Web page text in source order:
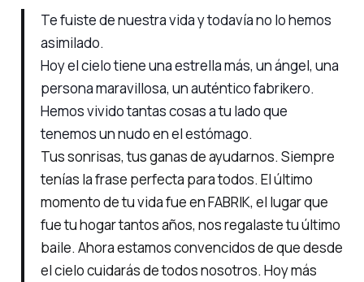
Te fuiste de nuestra vida y todavía no lo hemos
asimilado.
Hoy el cielo tiene una estrella más, un ángel, una
persona maravillosa, un auténtico fabrikero.
Hemos vivido tantas cosas a tu lado que
tenemos un nudo en el estómago.
Tus sonrisas, tus ganas de ayudarnos. Siempre
tenías la frase perfecta para todos. El último
momento de tu vida fue en FABRIK, el lugar que
fue tu hogar tantos años, nos regalaste tu último
baile. Ahora estamos convencidos de que desde
el cielo cuidarás de todos nosotros. Hoy más